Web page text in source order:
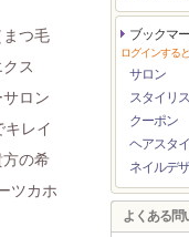
つ毛
ス
ロン
キレイ
の希
ツカホ
ブックマ
ログインする
サロン
スタイリ
クーポン
ヘアスタ
ネイルデ
よくある問